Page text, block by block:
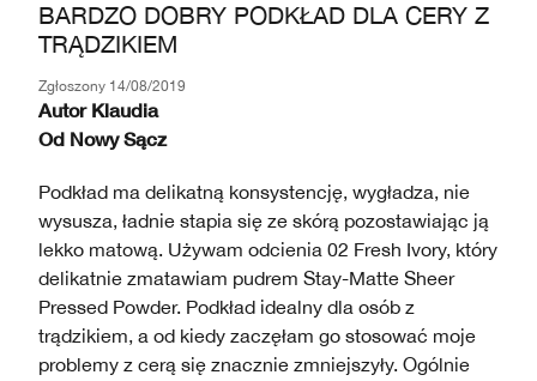
BARDZO DOBRY PODKŁAD DLA CERY Z
TRĄDZIKIEM
Zgłoszony 14/08/2019
Autor Klaudia
Od Nowy Sącz
Podkład ma delikatną konsystencję, wygładza, nie
wysusza, ładnie stapia się ze skórą pozostawiając ją
lekko matową. Używam odcienia 02 Fresh Ivory, który
delikatnie zmatawiam pudrem Stay-Matte Sheer
Pressed Powder. Podkład idealny dla osób z
trądzikiem, a od kiedy zaczęłam go stosować moje
problemy z cerą się znacznie zmniejszyły. Ogólnie